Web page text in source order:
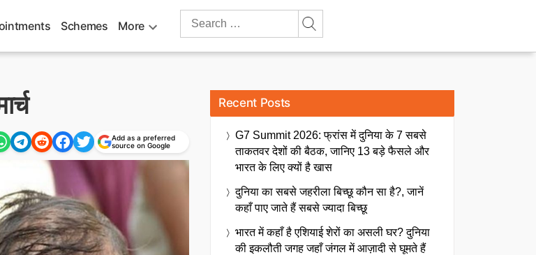
Schemes More
Search
Add as a preferred
source on Google
Recent Posts
G7 Summit 2026: फ्रांस में दुनिया के 7 सबसे
ताकतवर देशों की बैठक, जानिए 13 बड़े फैसले और
भारत के लिए क्यों है खास
दुनिया का सबसे जहरीला बिच्छू कौन सा है?, जानें
कहाँ पाए जाते हैं सबसे ज्यादा बिच्छू
भारत में कहाँ है एशियाई शेरों का असली घर? दुनिया
की इकलौती जगह जहाँ जंगल में आज़ादी से घूमते हैं